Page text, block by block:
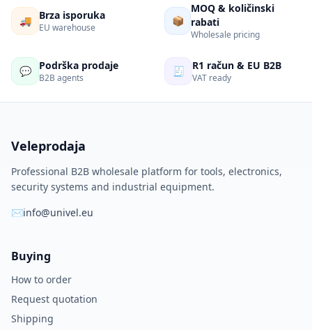
🚚 Brza isporuka
EU warehouse
📦
MOQ & količinski
rabati
Wholesale pricing
💬 Podrška prodaje
B2B agents
🧾 R1 račun & EU B2B
VAT ready
Veleprodaja
Professional B2B wholesale platform for tools, electronics,
security systems and industrial equipment.
✉info@univel.eu
Buying
How to order
Request quotation
Shipping